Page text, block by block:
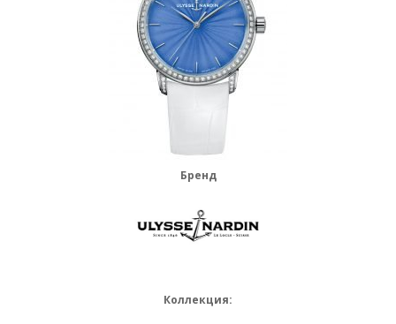
Бренд
Коллекция: